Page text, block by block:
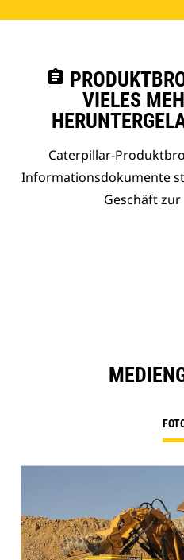
assignment
VIELES
Caterpillar-
Informationsdokumente
Geschäft